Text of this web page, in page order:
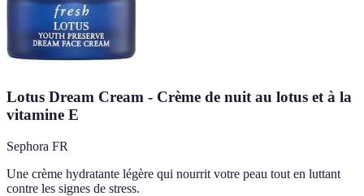
Lotus Dream Cream - Crème de nuit au lotus et à la
vitamine E
Sephora FR
Une crème hydratante légère qui nourrit votre peau tout en luttant
contre les signes de stress.